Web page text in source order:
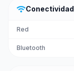
wifiConectividad
Red
Bluetooth